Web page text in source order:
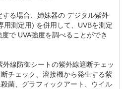
る場合、姉妹器の デジタル紫外
用測定用) を併用して、UVBを測定
で UVA強度を調べることができ
線防御シートの紫外線遮断チェッ
チェック、溶接機から発生する紫
菌、グラフィックアート、ウイル